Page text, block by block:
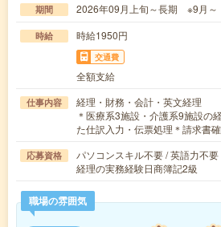
期間 2026年09月上旬～長期 ※9月～
時給 時給1950円
交通費
全額支給
仕事内容
経理・財務・会計・英文経理
＊医療系3施設・介護系9施設の
た仕訳入力・伝票処理＊請求書
応募資格
パソコンスキル不要 / 英語力不要
経理の実務経験日商簿記2級
職場の雰囲気